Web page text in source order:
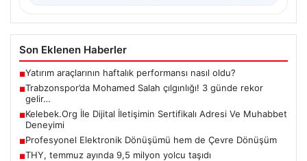
Son Eklenen Haberler
■Yatırım araçlarının haftalık performansı nasıl oldu?
■Trabzonspor’da Mohamed Salah çılgınlığı! 3 günde rekor
gelir…
■Kelebek.Org İle Dijital İletişimin Sertifikalı Adresi Ve Muhabbet
Deneyimi
■Profesyonel Elektronik Dönüşümü hem de Çevre Dönüşüm
■THY, temmuz ayında 9,5 milyon yolcu taşıdı